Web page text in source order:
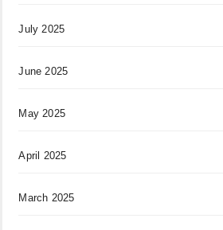
July 2025
June 2025
May 2025
April 2025
March 2025